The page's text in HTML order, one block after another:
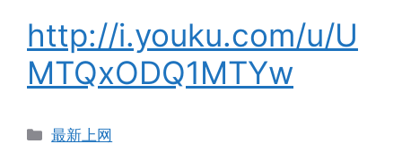
http://i.youku.com/u/U
MTQxODQ1MTYw
Categories
最新上网